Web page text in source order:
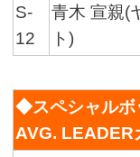
S-
12
青木 宣親(
ト)
◆スペシャル
AVG. LEADER